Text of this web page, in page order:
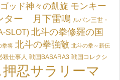
ッド神々の凱旋 モンキー
ター 月下雷鳴 ルパン三世・
SLOT) 北斗の拳修羅の国
拳将 北斗の拳強敵 北斗の拳～新伝
殺仕事人 戦国BASARA3 戦国コレクシ
押忍サラリーマ